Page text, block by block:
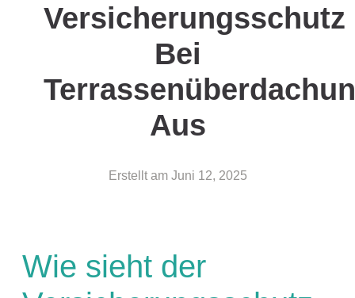
Versicherungsschutz
Bei
Aus
Erstellt am Juni 12, 2025
Wie sieht der